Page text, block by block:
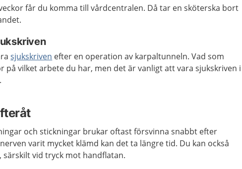
får du komma till vårdcentralen. Då tar en sköterska bort
sjukskriven efter en operation av karpaltunneln. Vad som
på vilket arbete du har, men det är vanligt att vara sjukskriven i
och stickningar brukar oftast försvinna snabbt efter
varit mycket klämd kan det ta längre tid. Du kan också
särskilt vid tryck mot handflatan.